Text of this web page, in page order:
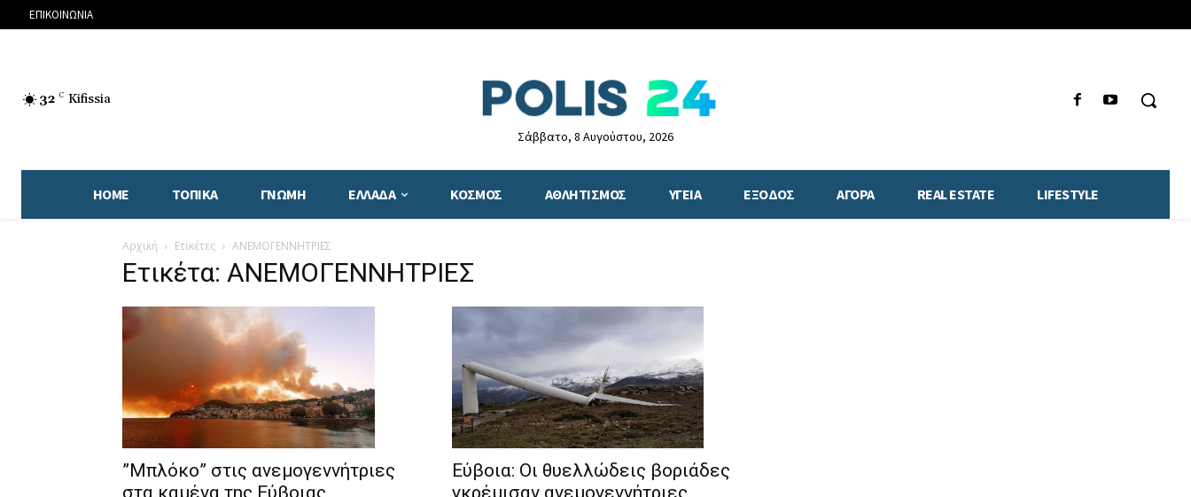
ΕΠΙΚΟΙΝΩΝΙΑ
32 C Kifissia
Σάββατο, 8 Αυγούστου, 2026
HOME ΤΟΠΙΚΑ ΓΝΩΜΗ ΕΛΛΑΔΑ ΚΟΣΜΟΣ ΑΘΛΗΤΙΣΜΟΣ ΥΓΕΙΑ ΕΞΟΔΟΣ ΑΓΟΡΑ REAL ESTATE LIFESTYLE
Αρχική Ετικέτες ΑΝΕΜΟΓΕΝΝΗΤΡΙΕΣ
Ετικέτα: ΑΝΕΜΟΓΕΝΝΗΤΡΙΕΣ
”Μπλόκο” στις ανεμογεννήτριες
Εύβοια: Οι θυελλώδεις βοριάδες
γκρέμισαν ανεμογεννήτριες